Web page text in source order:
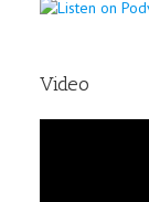
Video